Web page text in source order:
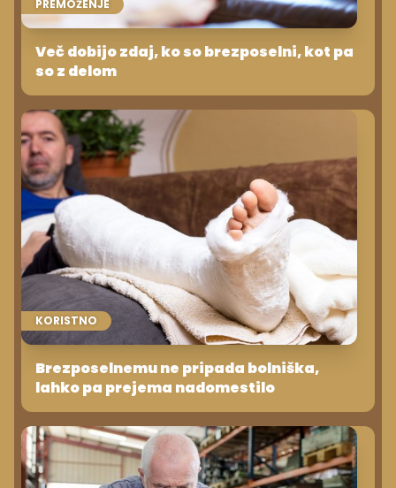
PREMOŽENJE
Več dobijo zdaj, ko so brezposelni, kot pa
so z delom
KORISTNO
Brezposelnemu ne pripada bolniška,
lahko pa prejema nadomestilo